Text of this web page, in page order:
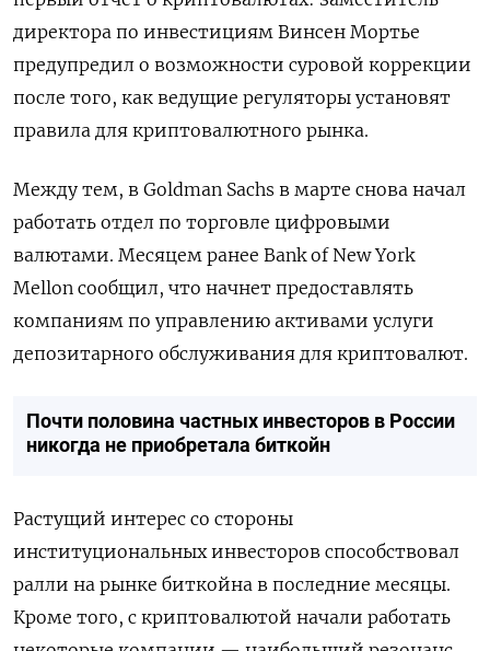
директора по инвестициям Винсен Мортье
предупредил о возможности суровой коррекции
после того, как ведущие регуляторы установят
правила для криптовалютного рынка.
Между тем, в Goldman Sachs в марте снова начал
работать отдел по торговле цифровыми
валютами. Месяцем ранее Bank of New York
Mellon сообщил, что начнет предоставлять
компаниям по управлению активами услуги
депозитарного обслуживания для криптовалют.
Почти половина частных инвесторов в России
никогда не приобретала биткойн
Растущий интерес со стороны
институциональных инвесторов способствовал
ралли на рынке биткойна в последние месяцы.
Кроме того, с криптовалютой начали работать